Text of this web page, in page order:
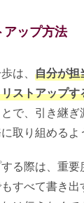
ップ方法
は、 自分が担
ストアップす
で、引き継
取り組めるよ
る際は、重要
すべて書き出